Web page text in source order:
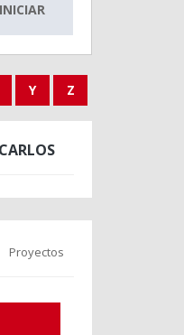
Y Z
Proyectos